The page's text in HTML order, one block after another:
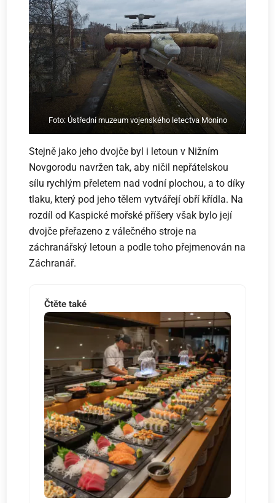
Foto: Ústřední muzeum vojenského letectva Monino
Stejně jako jeho dvojče byl i letoun v Nižním
Novgorodu navržen tak, aby ničil nepřátelskou
sílu rychlým přeletem nad vodní plochou, a to díky
tlaku, který pod jeho tělem vytvářejí obří křídla. Na
rozdíl od Kaspické mořské příšery však bylo její
dvojče přeřazeno z válečného stroje na
záchranářský letoun a podle toho přejmenován na
Záchranář.
Čtěte také